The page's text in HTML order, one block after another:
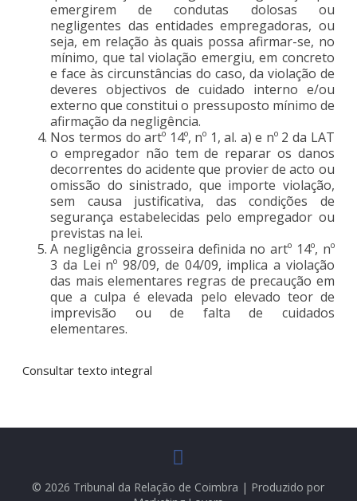
emergirem de condutas dolosas ou
negligentes das entidades empregadoras, ou
seja, em relação às quais possa afirmar-se, no
mínimo, que tal violação emergiu, em concreto
e face às circunstâncias do caso, da violação de
deveres objectivos de cuidado interno e/ou
externo que constitui o pressuposto mínimo de
afirmação da negligência.
Nos termos do artº 14º, nº 1, al. a) e nº 2 da LAT
o empregador não tem de reparar os danos
decorrentes do acidente que provier de acto ou
omissão do sinistrado, que importe violação,
sem causa justificativa, das condições de
segurança estabelecidas pelo empregador ou
previstas na lei.
A negligência grosseira definida no artº 14º, nº
3 da Lei nº 98/09, de 04/09, implica a violação
das mais elementares regras de precaução em
que a culpa é elevada pelo elevado teor de
imprevisão ou de falta de cuidados
elementares.
Consultar texto integral
© 2026 Tribunal da Relação de Coimbra | Produzido por